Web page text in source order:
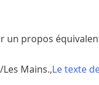
un propos
Mains.,Le texte